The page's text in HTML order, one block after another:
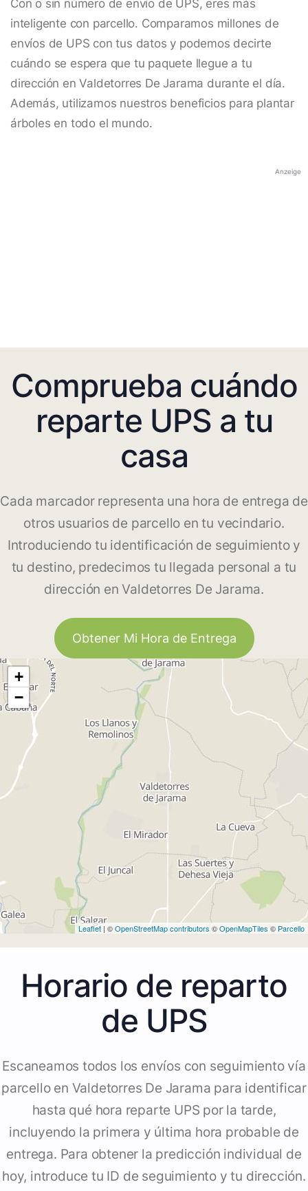
Con o sin número de envío de UPS, eres más
inteligente con parcello. Comparamos millones de
envíos de UPS con tus datos y podemos decirte
cuándo se espera que tu paquete llegue a tu
dirección en Valdetorres De Jarama durante el día.
Además, utilizamos nuestros beneficios para plantar
árboles en todo el mundo.
Anzeige
Comprueba cuándo
reparte UPS a tu
casa
Cada marcador representa una hora de entrega de
otros usuarios de parcello en tu vecindario.
Introduciendo tu identificación de seguimiento y
tu destino, predecimos tu llegada personal a tu
dirección en Valdetorres De Jarama.
Obtener Mi Hora de Entrega
+
−
Leaflet | ©OpenStreetMap contributors ©OpenMapTiles © Parcello
Horario de reparto
de UPS
Escaneamos todos los envíos con seguimiento vía
parcello en Valdetorres De Jarama para identificar
hasta qué hora reparte UPS por la tarde,
incluyendo la primera y última hora probable de
entrega. Para obtener la predicción individual de
hoy, introduce tu ID de seguimiento y tu dirección.